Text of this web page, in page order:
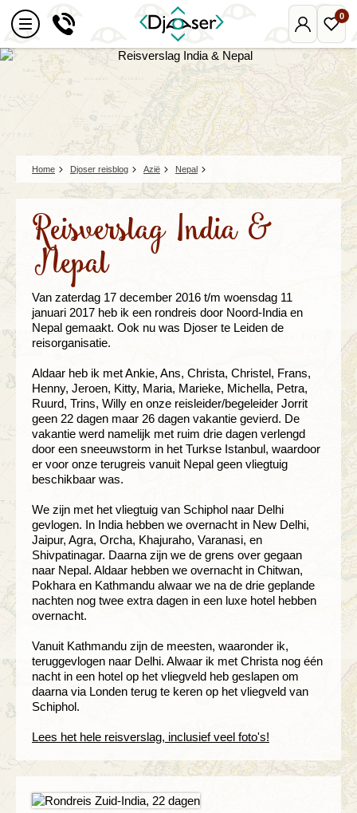
Mijn
Djoser
0
Home Djoser reisblog Azië Nepal
Reisverslag India &
Nepal
Van zaterdag 17 december 2016 t/m woensdag 11
januari 2017 heb ik een rondreis door Noord-India en
Nepal gemaakt. Ook nu was Djoser te Leiden de
reisorganisatie.
Aldaar heb ik met Ankie, Ans, Christa, Christel, Frans,
Henny, Jeroen, Kitty, Maria, Marieke, Michella, Petra,
Ruurd, Trins, Willy en onze reisleider/begeleider Jorrit
geen 22 dagen maar 26 dagen vakantie gevierd. De
vakantie werd namelijk met ruim drie dagen verlengd
door een sneeuwstorm in het Turkse Istanbul, waardoor
er voor onze terugreis vanuit Nepal geen vliegtuig
beschikbaar was.
We zijn met het vliegtuig van Schiphol naar Delhi
gevlogen. In India hebben we overnacht in New Delhi,
Jaipur, Agra, Orcha, Khajuraho, Varanasi, en
Shivpatinagar. Daarna zijn we de grens over gegaan
naar Nepal. Aldaar hebben we overnacht in Chitwan,
Pokhara en Kathmandu alwaar we na de drie geplande
nachten nog twee extra dagen in een luxe hotel hebben
overnacht.
Vanuit Kathmandu zijn de meesten, waaronder ik,
teruggevlogen naar Delhi. Alwaar ik met Christa nog één
nacht in een hotel op het vliegveld heb geslapen om
daarna via Londen terug te keren op het vliegveld van
Schiphol.
Lees het hele reisverslag, inclusief veel foto's!